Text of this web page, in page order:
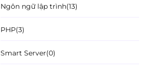
Ngôn ngữ lập trình(13)
PHP(3)
Smart Server(0)